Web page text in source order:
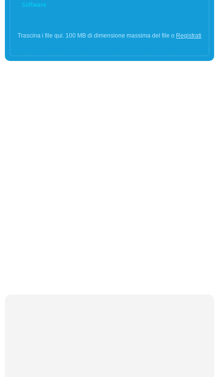
Software
Trascina i file qui. 100 MB di dimensione massima del file o Registrati